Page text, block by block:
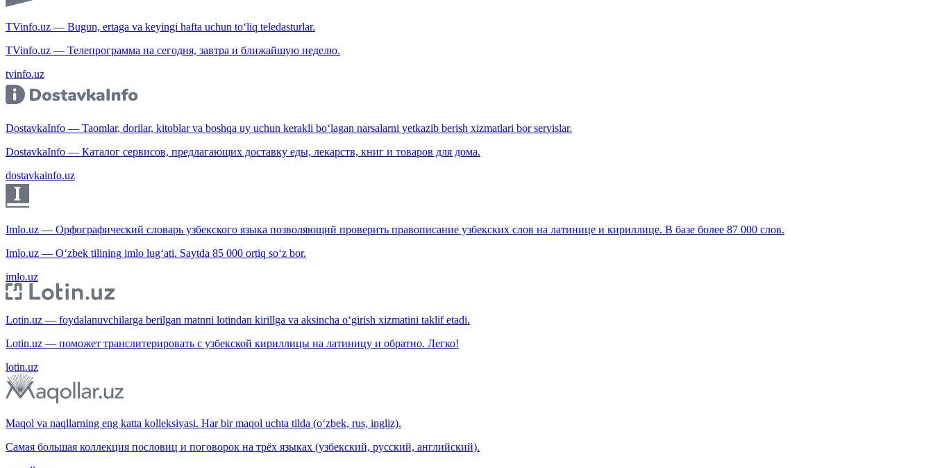
TVinfo.uz — Bugun, ertaga va keyingi hafta uchun to‘liq teledasturlar.
TVinfo.uz — Телепрограмма на сегодня, завтра и ближайшую неделю.
tvinfo.uz
DostavkaInfo — Taomlar, dorilar, kitoblar va boshqa uy uchun kerakli bo‘lagan narsalarni yetkazib berish xizmatlari bor servislar.
DostavkaInfo — Каталог сервисов, предлагающих доставку еды, лекарств, книг и товаров для дома.
dostavkainfo.uz
Imlo.uz — Орфографический словарь узбекского языка позволяющий проверить правописание узбекских слов на латинице и кириллице. В базе более 87 000 слов.
Imlo.uz — O‘zbek tilining imlo lug‘ati. Saytda 85 000 ortiq so‘z bor.
imlo.uz
Lotin.uz — foydalanuvchilarga berilgan matnni lotindan kirillga va aksincha o‘girish xizmatini taklif etadi.
Lotin.uz — поможет транслитерировать с узбекской кириллицы на латиницу и обратно. Легко!
lotin.uz
Maqol va naqllarning eng katta kolleksiyasi. Har bir maqol uchta tilda (o‘zbek, rus, ingliz).
Самая большая коллекция пословиц и поговорок на трёх языках (узбекский, русский, английский).